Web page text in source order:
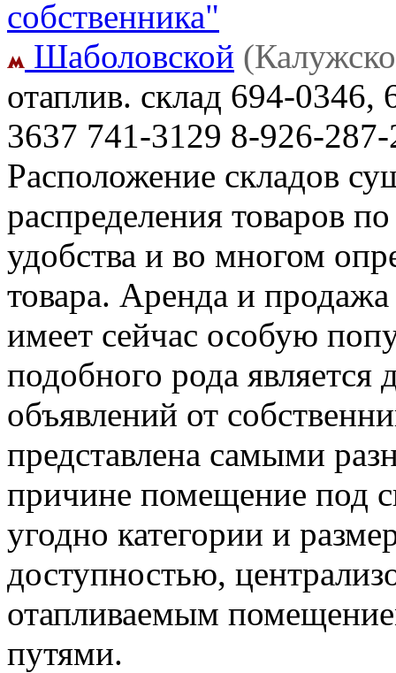
собственника"
Шаболовской
отаплив. склад 694-0346,
3637 741-3129 8-926-
Расположение складов
распределения товаров
удобства и во многом
товара. Аренда и
имеет сейчас особую
подобного рода
объявлений от
представлена самыми
причине помещение под
угодно категории и
доступностью,
отапливаемым
путями.